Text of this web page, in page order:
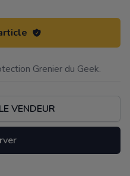
Grenier du Geek.
VENDEUR